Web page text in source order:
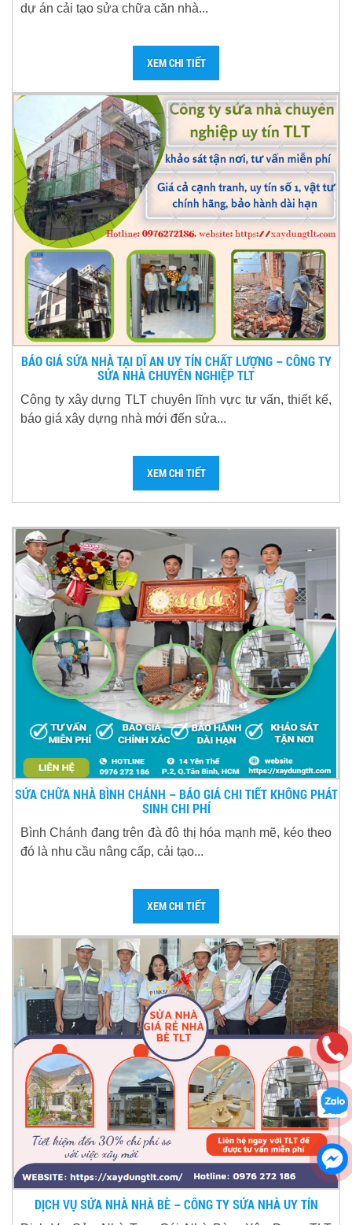
dự án cải tạo sửa chữa căn nhà...
XEM CHI TIẾT
BÁO GIÁ SỬA NHÀ TẠI DĨ AN UY TÍN CHẤT LƯỢNG – CÔNG TY
SỬA NHÀ CHUYÊN NGHIỆP TLT
Công ty xây dựng TLT chuyên lĩnh vực tư vấn, thiết kế,
báo giá xây dựng nhà mới đến sửa...
XEM CHI TIẾT
SỬA CHỮA NHÀ BÌNH CHÁNH – BÁO GIÁ CHI TIẾT KHÔNG PHÁT
SINH CHI PHÍ
Bình Chánh đang trên đà đô thị hóa mạnh mẽ, kéo theo
đó là nhu cầu nâng cấp, cải tạo...
XEM CHI TIẾT
DỊCH VỤ SỬA NHÀ NHÀ BÈ – CÔNG TY SỬA NHÀ UY TÍN